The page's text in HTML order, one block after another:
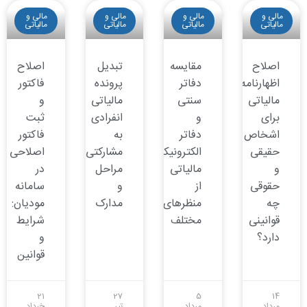
مالی و
مالیاتی
اصلاح
اظهارنامه
مالیاتی
برای
اشخاص
حقیقی
و
حقوقی
چه
قوانینی
دارد؟
14
مالی و
مالیاتی
مقایسه
دفاتر
سنتی
و
دفاتر
الکترونیکی
مالیاتی
از
منظرهای
مختلف
5
مالی و
مالیاتی
تبدیل
پرونده
مالیاتی
انفرادی
به
مشارکتی:
مراحل
و
مدارک
27
مالی و
مالیاتی
اصلاح
فاکتور
و
ثبت
فاکتور
اصلاحی
در
سامانه
مودیان:
شرایط
و
قوانین
21